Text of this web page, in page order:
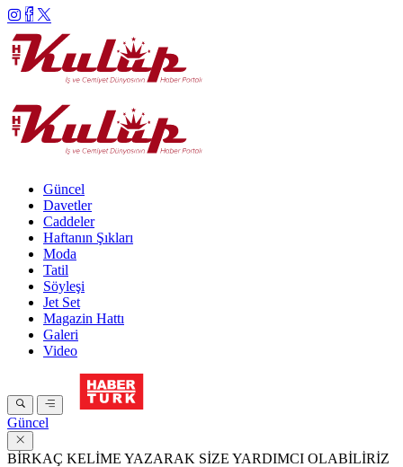
Güncel
Davetler
Caddeler
Haftanın Şıkları
Moda
Tatil
Söyleşi
Jet Set
Magazin Hattı
Galeri
Video
Güncel
BİRKAÇ KELİME YAZARAK SİZE YARDIMCI OLABİLİRİZ